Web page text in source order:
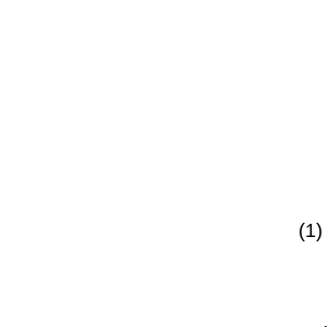
(1)